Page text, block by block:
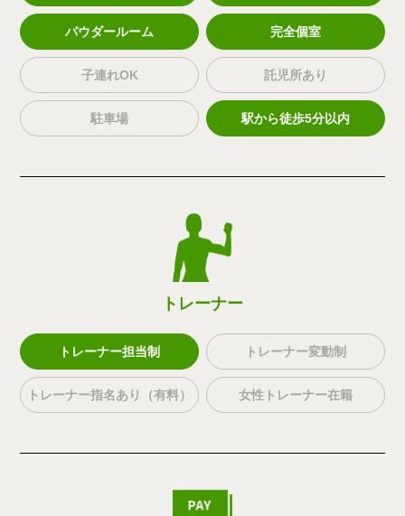
パウダールーム 完全個室
子連れOK 託児所あり
駐車場 駅から徒歩5分以内
トレーナー
トレーナー担当制 トレーナー変動制
トレーナー指名あり（有料） 女性トレーナー在籍